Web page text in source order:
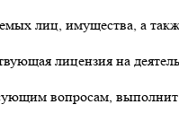
лиц, имущества, а
лицензия на
вопросам,